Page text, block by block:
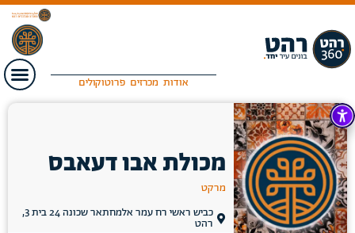
אודות מכרזים פרוטוקולים
מכולת אבו דעאבס
מרקט
כביש ראשי רח עמר אלמחתאר שכונה 24 בית 3,
רהט